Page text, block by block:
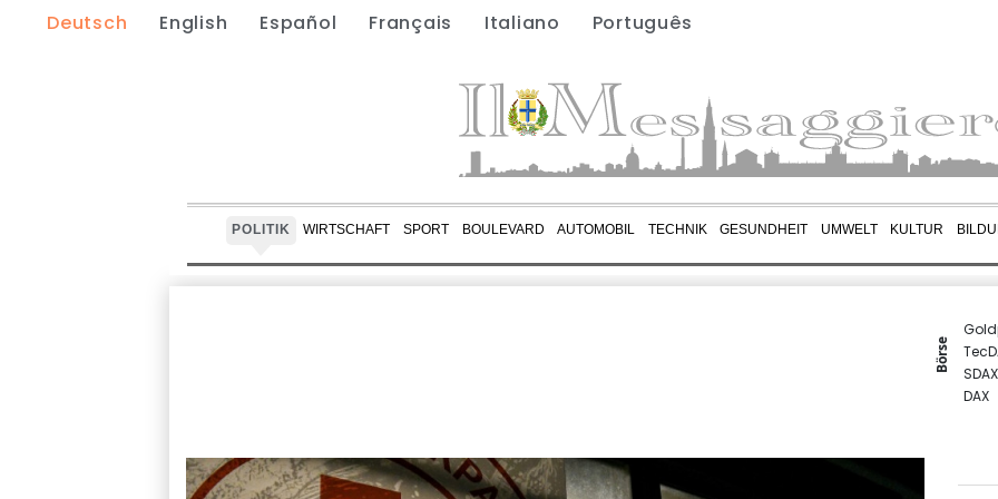
Deutsch English Español Français Italiano Português
POLITIK WIRTSCHAFT SPORT BOULEVARD AUTOMOBIL TECHNIK GESUNDHEIT UMWELT KULTUR
Börse
SDAX
DAX